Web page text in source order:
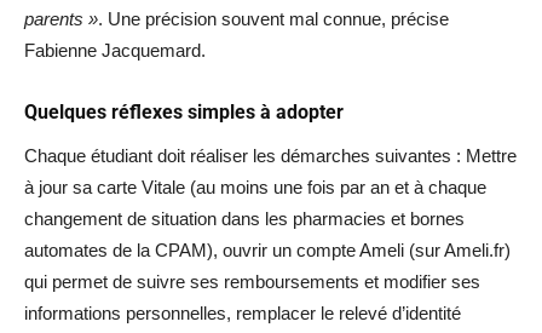
parents ». Une précision souvent mal connue, précise
Fabienne Jacquemard.
Quelques réflexes simples à adopter
Chaque étudiant doit réaliser les démarches suivantes : Mettre
à jour sa carte Vitale (au moins une fois par an et à chaque
changement de situation dans les pharmacies et bornes
automates de la CPAM), ouvrir un compte Ameli (sur Ameli.fr)
qui permet de suivre ses remboursements et modifier ses
informations personnelles, remplacer le relevé d’identité